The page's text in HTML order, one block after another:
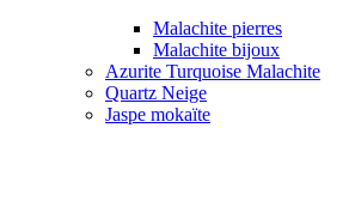
Malachite pierres
Malachite bijoux
Azurite Turquoise Malachite
Quartz Neige
Jaspe mokaïte